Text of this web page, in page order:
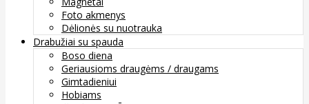
Foto akmenys
Dėlionės su nuotrauka
Drabužiai su spauda
Boso diena
Geriausioms draugėms / draugams
Gimtadieniui
Hobiams